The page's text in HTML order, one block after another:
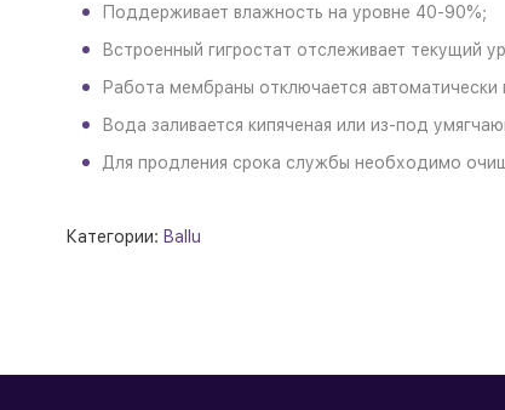
Поддерживает влажность на уровне 40-90%;
Встроенный гигростат отслеживает текущий
Работа мембраны отключается
Вода заливается кипяченая или из-под
Для продления срока службы необходимо
Категории: Ballu